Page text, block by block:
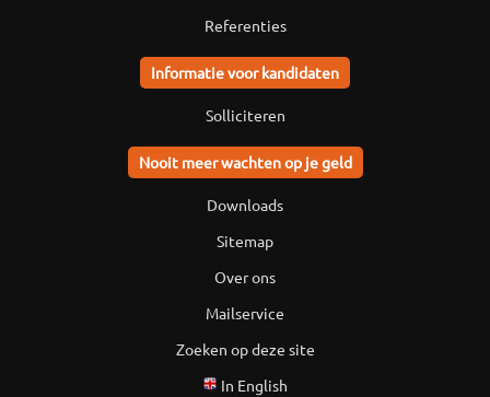
Referenties
Informatie voor kandidaten
Solliciteren
Nooit meer wachten op je geld
Downloads
Sitemap
Over ons
Mailservice
Zoeken op deze site
In English